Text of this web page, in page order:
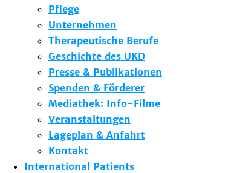
Pflege
Unternehmen
Therapeutische Berufe
Geschichte des UKD
Presse & Publikationen
Spenden & Förderer
Mediathek: Info-Filme
Veranstaltungen
Lageplan & Anfahrt
Kontakt
International Patients